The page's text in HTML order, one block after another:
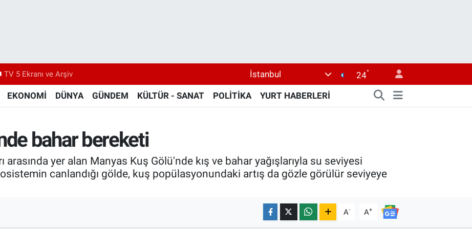
TV 5 Ekranı ve Arşiv İstanbul 24°
EKONOMİ DÜNYA GÜNDEM KÜLTÜR - SANAT POLİTİKA YURT HABERLERİ
bahar bereketi
yer alan Manyas Kuş Gölü'nde kış ve bahar yağışlarıyla su seviyesi
canlandığı gölde, kuş popülasyonundaki artış da gözle görülür seviyeye
A- A+